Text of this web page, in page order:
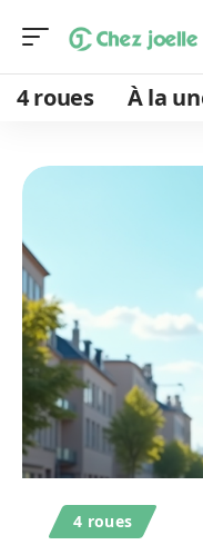
4 roues À la
4 roues